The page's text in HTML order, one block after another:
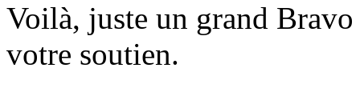
Voilà, juste un grand
votre soutien.